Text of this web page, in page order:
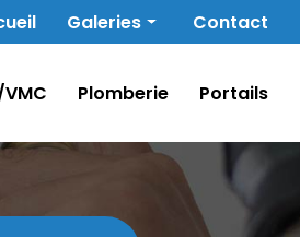
secondaire
Galeries
Alarme
Chauffage/VMC
Portails
Contact
Plomberie Portails